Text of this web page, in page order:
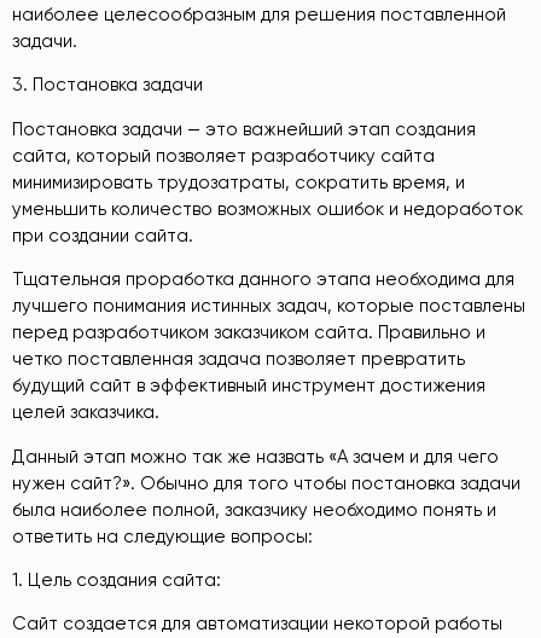
наиболее целесообразным для решения поставленной
задачи.
3. Постановка задачи
Постановка задачи — это важнейший этап создания
сайта, который позволяет разработчику сайта
минимизировать трудозатраты, сократить время, и
уменьшить количество возможных ошибок и недоработок
при создании сайта.
Тщательная проработка данного этапа необходима для
лучшего понимания истинных задач, которые поставлены
перед разработчиком заказчиком сайта. Правильно и
четко поставленная задача позволяет превратить
будущий сайт в эффективный инструмент достижения
целей заказчика.
Данный этап можно так же назвать «А зачем и для чего
нужен сайт?». Обычно для того чтобы постановка задачи
была наиболее полной, заказчику необходимо понять и
ответить на следующие вопросы:
1. Цель создания сайта:
Сайт создается для автоматизации некоторой работы